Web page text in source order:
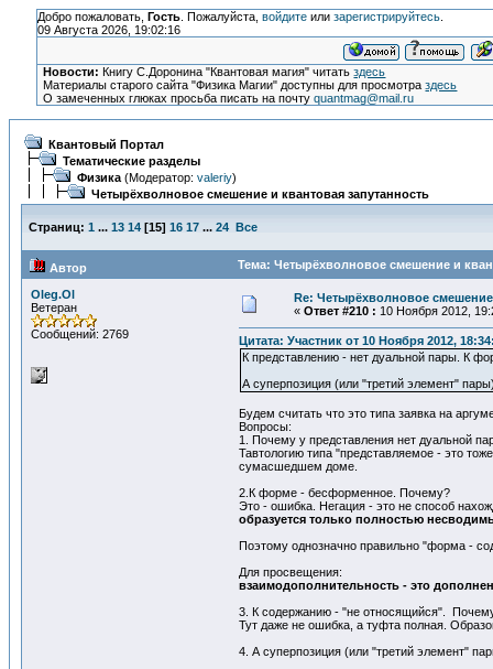
Добро пожаловать, Гость. Пожалуйста, войдитеили зарегистрируйтесь.
09 Августа 2026, 19:02:16
Новости: Книгу С.Доронина "Квантовая магия" читатьздесь
Материалы старого сайта "Физика Магии" доступны для просмотраздесь
О замеченных глюках просьба писать на почтуquantmag@mail.ru
Квантовый Портал
Тематические разделы
Физика (Модератор: valeriy)
Четырёхволновое смешение и квантовая запутанность
Страниц: 1 ... 13 14 [15] 16 17 ... 24 Все
Автор Тема: Четырёхволновое смешение и
Oleg.Ol
Ветеран
Сообщений: 2769
Re: Четырёхволновое смешение
« Ответ #210 : 10 Ноября 2012,
Цитата: Участник от 10 Ноября 2012,
К представлению - нет дуальной пары. К
А суперпозиция (или "третий элемент"
Будем считать что это типа заявка на
Вопросы:
1. Почему у представления нет дуальной
Тавтологию типа "представляемое - это
сумасшедшем доме.
2.К форме - бесформенное. Почему?
Это - ошибка. Негация - это не способ
образуется только полностью
Поэтому однозначно правильно "форма -
Для просвещения:
взаимодополнительность - это
3. К содержанию - "не относящийся".
Тут даже не ошибка, а туфта полная.
4. А суперпозиция (или "третий элемент"